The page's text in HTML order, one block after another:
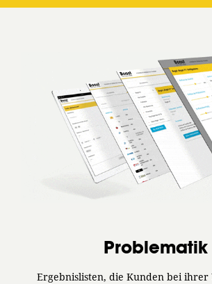
Problematik
Ergebnislisten, die Kunden bei ihrer